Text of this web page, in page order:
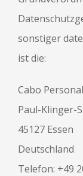
sonstiger
ist die:
Cabo
Paul-Klinger-
45127 Essen
Deutschland
Telefon: +49